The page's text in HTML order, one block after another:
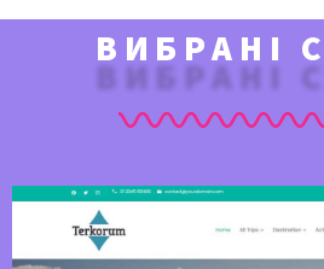
ВИБРАНІ